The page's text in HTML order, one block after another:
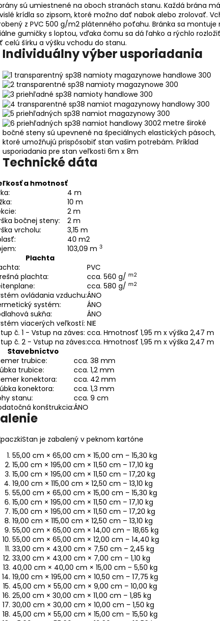
sú umiestnené na oboch stranách stanu. Každá brána
krídla so zipsom, ktoré možno dať nabok alebo zrolovať.
z PVC 500 g/m2 plátenného poťahu. Bránka sa montuje
gumičky s loptou, vďaka čomu sa dá ľahko a rýchlo
celú šírku a výšku vchodu do stanu.
Individuálny výber usporiadania
2 metre široké
bočné steny sú upevnené na špeciálnych elastických pásoch,
ktoré umožňujú prispôsobiť stan vašim potrebám. Príklad
usporiadania pre stan veľkosti 6m x 8m
Technické dáta
a hmotnosť
4 m
10 m
2 m
bočnej steny:
2 m
vrcholu:
3,15 m
40 m2
103,09 m 3
Plachta
PVC
plachta:
cca. 560 g/ m2
cca. 580 g/ m2
ovládania vzduchu:ÁNO
systém:
ÁNO
sukňa:
ÁNO
viacerých veľkostí: NIE
č. 1 - Vstup na záves: cca. Hmotnosť 1,95 m x výška 2,47 m
č. 2 - Vstup na záves:cca. Hmotnosť 1,95 m x výška 2,47 m
Stavebníctvo
trubice:
cca. 38 mm
trubice:
cca. 1,2 mm
konektora:
cca. 42 mm
konektora:
cca. 1,3 mm
stanu:
cca. 9 cm
konštrukcia:ÁNO
Stan je zabalený v peknom kartóne
55,00 cm × 65,00 cm × 15,00 cm – 15,30 kg
15,00 cm × 195,00 cm × 11,50 cm – 17,10 kg
15,00 cm × 195,00 cm × 11,50 cm – 17,20 kg
19,00 cm × 115,00 cm × 12,50 cm – 13,10 kg
55,00 cm × 65,00 cm × 15,00 cm – 15,30 kg
15,00 cm × 195,00 cm × 11,50 cm – 17,10 kg
15,00 cm × 195,00 cm × 11,50 cm – 17,20 kg
19,00 cm × 115,00 cm × 12,50 cm – 13,10 kg
55,00 cm × 65,00 cm × 14,00 cm – 18,65 kg
55,00 cm × 65,00 cm × 12,00 cm – 14,40 kg
33,00 cm × 43,00 cm × 7,50 cm – 2,45 kg
33,00 cm × 43,00 cm × 7,00 cm – 1,10 kg
40,00 cm × 40,00 cm × 15,00 cm – 5,50 kg
19,00 cm × 195,00 cm × 10,50 cm – 17,75 kg
45,00 cm × 55,00 cm × 9,00 cm – 10,00 kg
25,00 cm × 30,00 cm × 11,00 cm – 1,85 kg
30,00 cm × 30,00 cm × 10,00 cm – 1,50 kg
45,00 cm × 55,00 cm × 15,00 cm – 15,50 kg